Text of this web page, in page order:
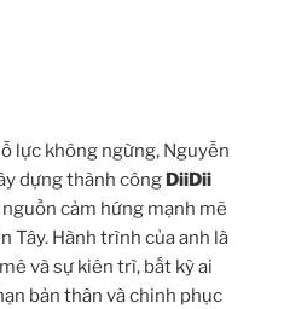
lực không ngừng, Nguyễn
dựng thành công DiiDii
cảm hứng mạnh mẽ
Tây. Hành trình của anh là
và sự kiên trì, bất kỳ ai
bản thân và chinh phục